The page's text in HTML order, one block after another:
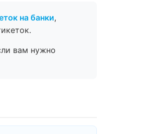
на банки,
вам нужно